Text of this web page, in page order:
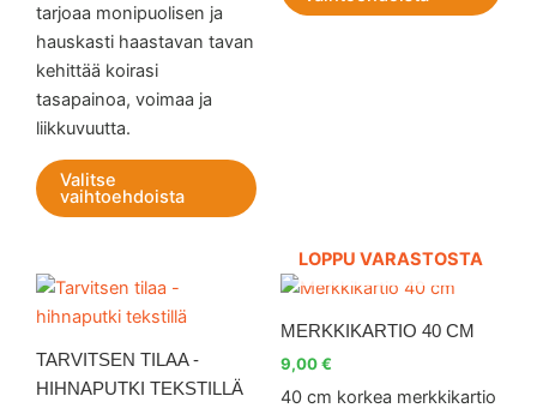
tarjoaa monipuolisen ja
hauskasti haastavan tavan
kehittää koirasi
tasapainoa, voimaa ja
liikkuvuutta.
Valitse
vaihtoehdoista
tuotteen
TARVITSEN TILAA -
HIHNAPUTKI TEKSTILLÄ
Hintaluokka:
-
Tällä
useampi
muunnelma.
LOPPU VARASTOSTA
MERKKIKARTIO 40 CM
9,00€
40 cm korkea merkkikartio